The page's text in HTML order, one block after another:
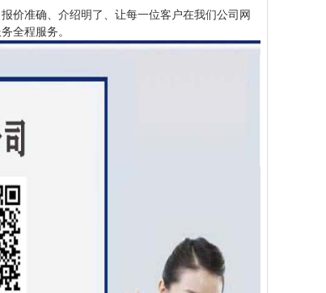
价准确、介绍明了、让每一位客户在我们公司网
全程服务。